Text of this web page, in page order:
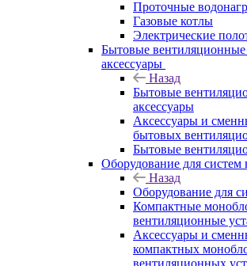
Проточные
Газовые котлы
Электрические
Бытовые вентиляционные
аксессуары
Назад
Бытовые
аксессуары
Аксессуары и
бытовых
Бытовые
Оборудование для систем
Назад
Оборудование для
Компактные
вентиляционные
Аксессуары и
компактных
вентиляционных